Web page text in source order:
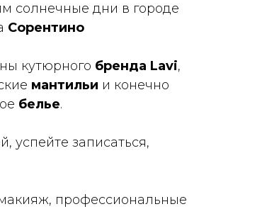
солнечные дни в городе
Сорентино
кутюрного бренда Lavi,
мантильи и конечно
белье.
успейте записаться,
профессиональные